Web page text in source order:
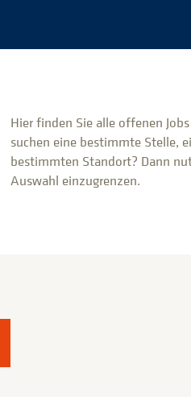
Hier finden Sie alle offenen
suchen eine bestimmte Stelle,
bestimmten Standort? Dann
Auswahl einzugrenzen.